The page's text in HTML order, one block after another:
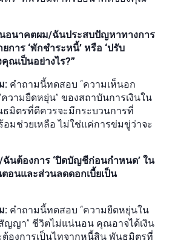
อนาคตผม/ฉันประสบปัญหาทางการ
การ ‘พักชำระหนี้’ หรือ ‘ปรับ
ณเป็นอย่างไร?”
: คำถามนี้ทดสอบ “ความเห็นอก
ความยืดหยุ่น” ของสถาบันการเงินใน
มิตรที่ดีควรจะมีกระบวนการที่
อมช่วยเหลือ ไม่ใช่แค่การข่มขู่ว่าจะ
นต้องการ ‘ปิดบัญชีก่อนกำหนด’ ใน
อนและส่วนลดดอกเบี้ยเป็น
: คำถามนี้ทดสอบ “ความยืดหยุ่นใน
ญญา” ชีวิตไม่แน่นอน คุณอาจได้เงิน
องการเป็นไทจากหนี้สิน พันธมิตรที่